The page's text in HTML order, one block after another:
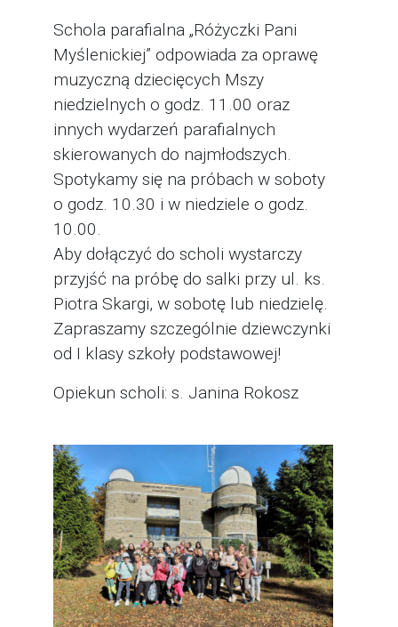
Schola parafialna „Różyczki Pani
Myślenickiej” odpowiada za oprawę
muzyczną dziecięcych Mszy
niedzielnych o godz. 11.00 oraz
innych wydarzeń parafialnych
skierowanych do najmłodszych.
Spotykamy się na próbach w soboty
o godz. 10.30 i w niedziele o godz.
10.00.
Aby dołączyć do scholi wystarczy
przyjść na próbę do salki przy ul. ks.
Piotra Skargi, w sobotę lub niedzielę.
Zapraszamy szczególnie dziewczynki
od I klasy szkoły podstawowej!
Opiekun scholi: s. Janina Rokosz